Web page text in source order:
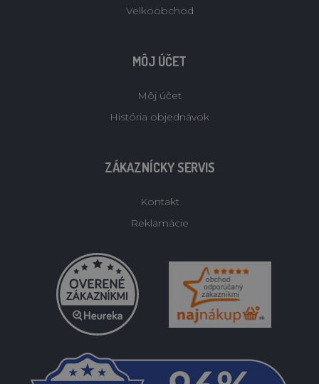
Velkoobchod
MÔJ ÚČET
Môj účet
História objednávok
ZÁKAZNÍCKY SERVIS
Kontakt
Reklamácie